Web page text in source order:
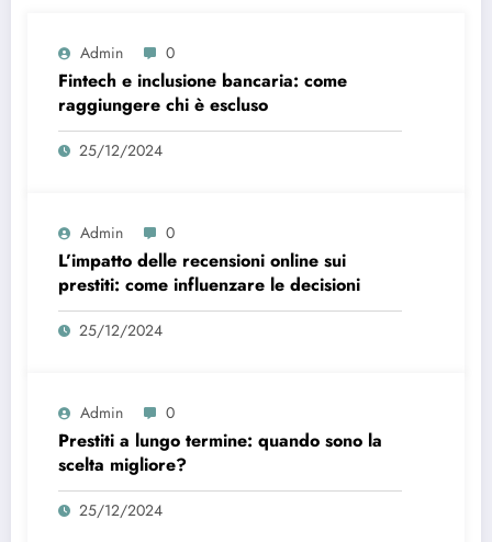
Admin 0
Fintech e inclusione bancaria: come
raggiungere chi è escluso
25/12/2024
Admin 0
L’impatto delle recensioni online sui
prestiti: come influenzare le decisioni
25/12/2024
Admin 0
Prestiti a lungo termine: quando sono la
scelta migliore?
25/12/2024